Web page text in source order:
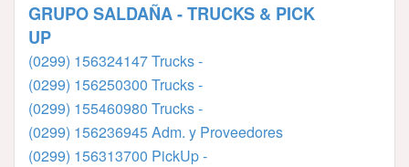
GRUPO SALDAÑA - TRUCKS & PICK
UP
(0299) 156324147 Trucks -
(0299) 156250300 Trucks -
(0299) 155460980 Trucks -
(0299) 156236945 Adm. y Proveedores
(0299) 156313700 PickUp -